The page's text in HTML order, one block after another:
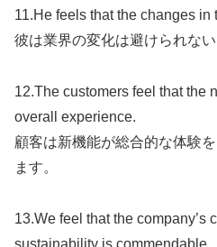
11.He feels that the changes
彼は業界の変化は避けられない
12.The customers feel that the
overall experience.
顧客は新機能が総合的な体験
ます。
13.We feel that the company’s
sustainability is commendable.